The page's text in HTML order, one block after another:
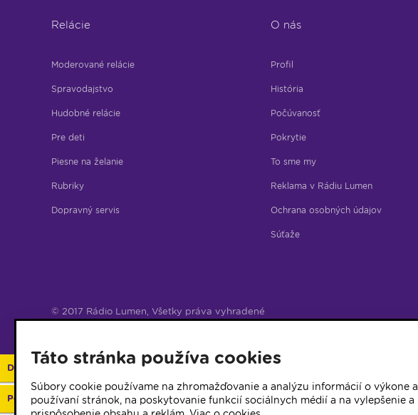
Relácie
Moderované relácie
Spravodajstvo
Hudobné relácie
Pre deti
Piesne na želanie
Rubriky
Dopravný servis
O nás
Profil
História
Počúvanosť
Pokrytie
To sme my
Reklama v Rádiu Lumen
Ochrana osobných údajov
Súťaže
© 2017 Rádio Lumen, Všetky práva vyhradené
Darujte 2%
Podporte vaše rádio
Táto stránka používa cookies
Súbory cookie používame na zhromažďovanie a analýzu informácií o výkone a
používaní stránok, na poskytovanie funkcií sociálnych médií a na vylepšenie a